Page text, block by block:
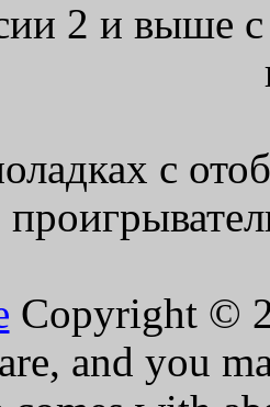
2 и выше
с
Copyright ©
and you